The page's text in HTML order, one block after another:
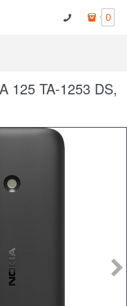
0
125 TA-1253 DS,